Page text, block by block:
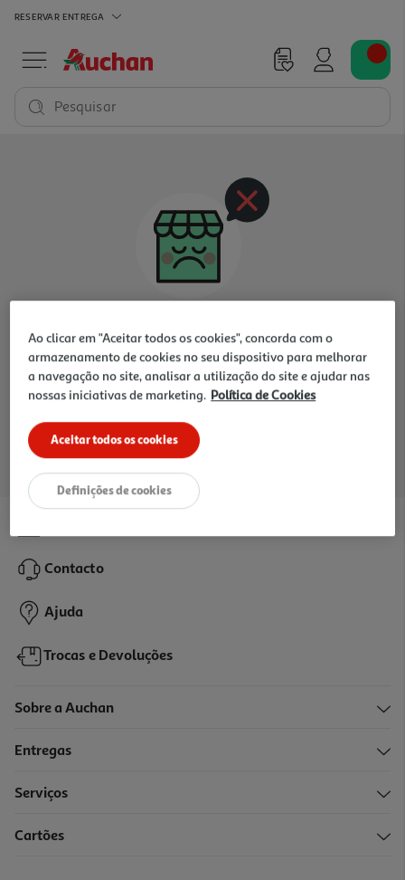
RESERVAR ENTREGA
Pesquisar
para a loja selecionada
Contacto
Ajuda
Trocas e Devoluções
Sobre a Auchan
Entregas
Serviços
Cartões
Ao clicar em "Aceitar todos os cookies", concorda com o
armazenamento de cookies no seu dispositivo para melhorar
a navegação no site, analisar a utilização do site e ajudar nas
nossas iniciativas de marketing. Política de Cookies
Aceitar todos os cookies
Definições de cookies